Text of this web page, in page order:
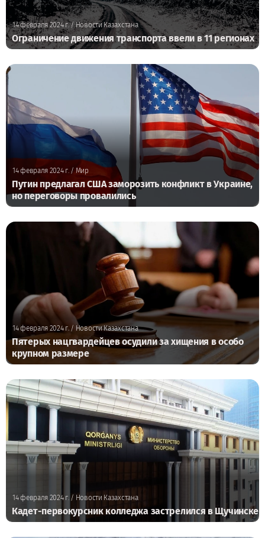
14 февраля 2024 г./ Новости Казахстана
Ограничение движения транспорта ввели в 11 регионах
14 февраля 2024 г./ Мир
Путин предлагал США заморозить конфликт в Украине,
но переговоры провалились
14 февраля 2024 г./ Новости Казахстана
Пятерых нацгвардейцев осудили за хищения в особо
крупном размере
14 февраля 2024 г. / Новости Казахстана
Кадет-первокурсник колледжа застрелился в Щучинске